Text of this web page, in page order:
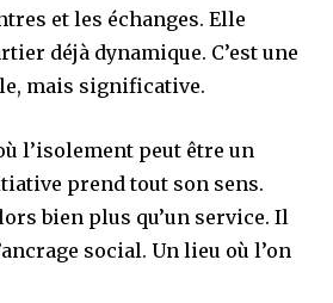
et les échanges. Elle
déjà dynamique. C’est une
mais significative.
l’isolement peut être un
prend tout son sens.
bien plus qu’un service. Il
social. Un lieu où l’on